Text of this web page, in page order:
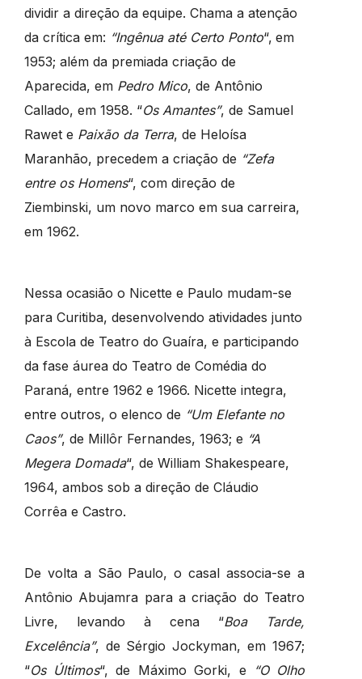
dividir a direção da equipe. Chama a atenção
da crítica em: “Ingênua até Certo Ponto“, em
1953; além da premiada criação de
Aparecida, emPedro Mico, de Antônio
Callado, em 1958. “Os Amantes”, de Samuel
Rawet e Paixão da Terra, de Heloísa
Maranhão, precedem a criação de “Zefa
entre os Homens“, com direção de
Ziembinski, um novo marco em sua carreira,
em 1962.
Nessa ocasião o Nicette e Paulo mudam-se
para Curitiba, desenvolvendo atividades junto
à Escola de Teatro do Guaíra, e participando
da fase áurea do Teatro de Comédia do
Paraná, entre 1962 e 1966. Nicette integra,
entre outros, o elenco de “Um Elefante no
Caos”, de Millôr Fernandes, 1963; e “A
Megera Domada“, de William Shakespeare,
1964, ambos sob a direção de Cláudio
Corrêa e Castro.
De volta a São Paulo, o casal associa-se a
Antônio Abujamra para a criação do Teatro
Livre, levando à cena “Boa Tarde,
Excelência”, de Sérgio Jockyman, em 1967;
“Os Últimos“, de Máximo Gorki, e
“O Olho